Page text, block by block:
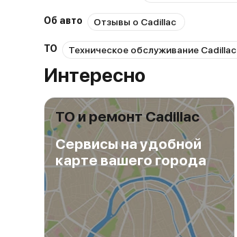
Об авто Отзывы о Cadillac
ТО Техническое обслуживание Cadillac
Интересно
ТО и ремонт Cadillac
Сервисы на удобной
карте вашего города